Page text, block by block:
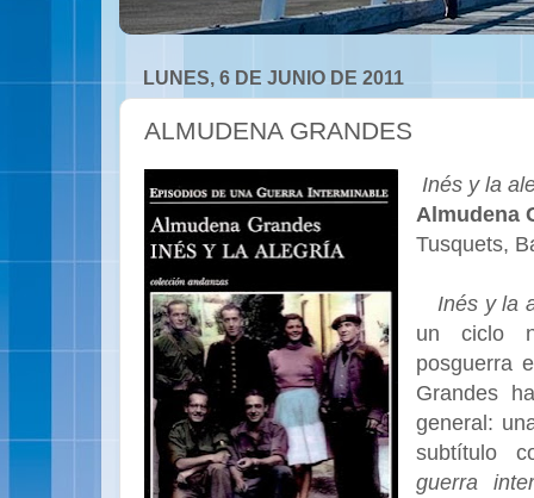
LUNES, 6 DE JUNIO DE 2011
ALMUDENA GRANDES
Inés y la
Almudena
Tusquets,
Inés y la
un ciclo
posguerra
Grandes
general:
subtítulo
guerra